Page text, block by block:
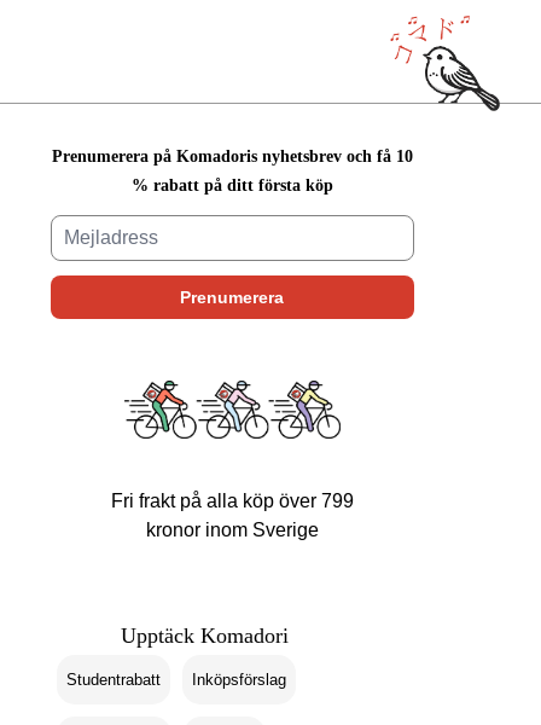
Prenumerera på Komadoris nyhetsbrev och få 10
% rabatt på ditt första köp
Fri frakt på alla köp över 799
kronor inom Sverige
Upptäck Komadori
Studentrabatt Inköpsförslag